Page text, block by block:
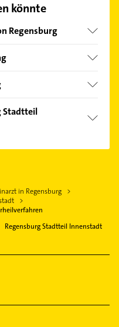
Hier
könnte
Regensburg
Stadtteil
in Regensburg
Regensburg Stadtteil Innenstadt